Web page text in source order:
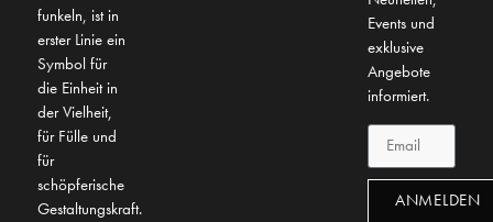
funkeln, ist in
erster Linie ein
Symbol für
die Einheit in
der Vielheit,
für Fülle und
für
schöpferische
Gestaltungskraft.
Events und
exklusive
Angebote
informiert.
ANMELDEN